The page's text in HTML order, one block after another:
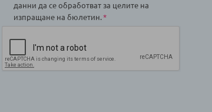
данни да се обработват за целите на
изпращане на бюлетин.